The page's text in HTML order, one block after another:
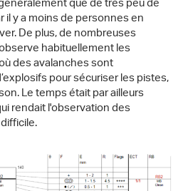
il y a moins de personnes en
De plus, de nombreuses
habituellement les
des avalanches sont
pour sécuriser les pistes,
Le temps était par ailleurs
rendait l'observation des